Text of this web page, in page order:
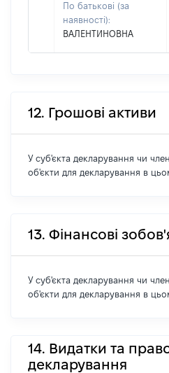
По батькові (за
наявності):
ВАЛЕНТИНОВНА
12. Грошові активи
У суб'єкта декларування чи
об'єкти для декларування в
13. Фінансові
У суб'єкта декларування чи
об'єкти для декларування в
14. Видатки та
декларування